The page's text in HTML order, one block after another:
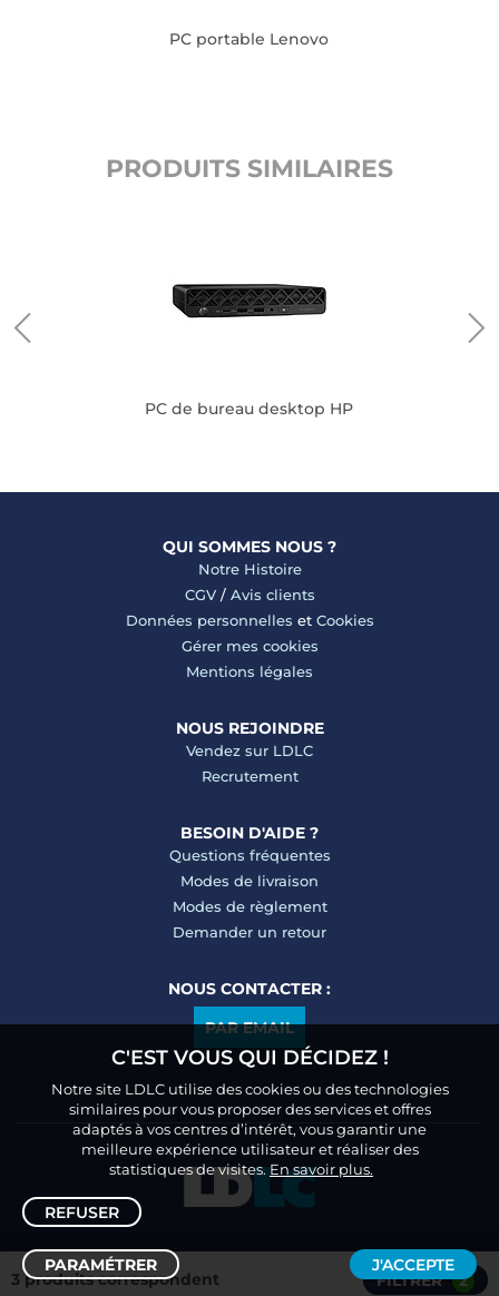
Trier /Filtrer
3 produits correspondent FILTRER 2
PC portable Lenovo
PRODUITS SIMILAIRES
PC de bureau desktop HP
QUI SOMMES NOUS ?
Notre Histoire
CGV/ Avis clients
Données personnelles et Cookies
Gérer mes cookies
Mentions légales
NOUS REJOINDRE
Vendez sur LDLC
Recrutement
BESOIN D'AIDE ?
Questions fréquentes
Modes de livraison
Modes de règlement
Demander un retour
NOUS CONTACTER :
PAR EMAIL
C'EST VOUS QUI DÉCIDEZ !
Notre site LDLC utilise des cookies ou des technologies
similaires pour vous proposer des services et offres
adaptés à vos centres d’intérêt, vous garantir une
meilleure expérience utilisateur et réaliser des
statistiques de visites.En savoir plus.
REFUSER
PARAMÉTRER J'ACCEPTE